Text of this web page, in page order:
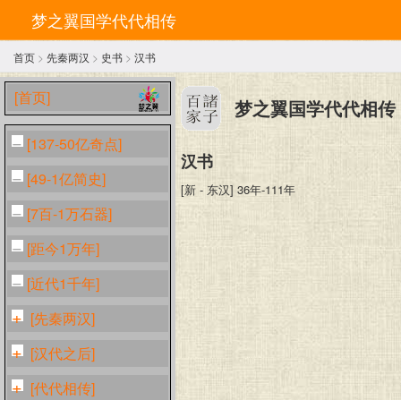
梦之翼国学代代相传
首页 > 先秦两汉 > 史书 > 汉书
[首页]
[137-50亿奇点]
[49-1亿简史]
[7百-1万石器]
[距今1万年]
[近代1千年]
[先秦两汉]
[汉代之后]
[代代相传]
梦之翼国学代代相传
汉书
[新 - 东汉] 36年-111年